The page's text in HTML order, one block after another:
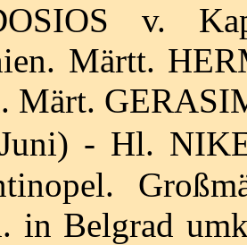
v.
Märtt.
Märt.
- Hl.
in Belgrad